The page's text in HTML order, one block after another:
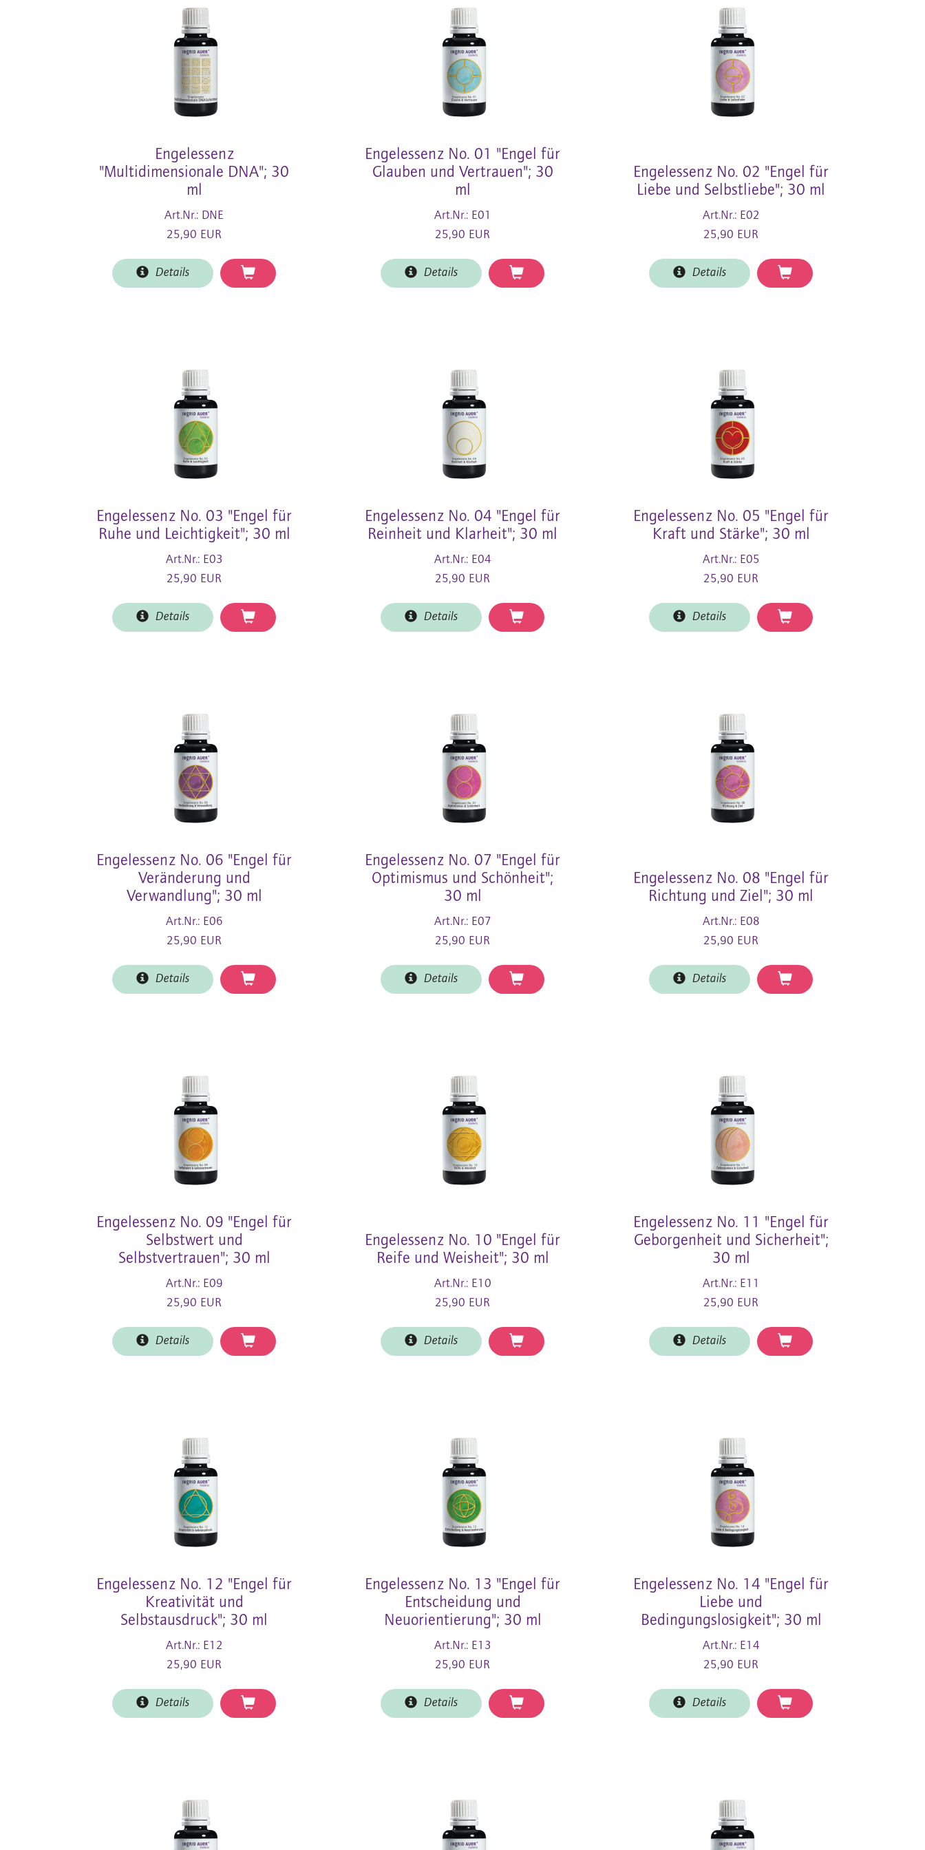
Engelessenz
"Multidimensionale DNA"; 30
ml
Art.Nr.: DNE
25,90 EUR
Details
Engelessenz No. 01 "Engel für
Glauben und Vertrauen"; 30
ml
Art.Nr.: E01
25,90 EUR
Details
Engelessenz No. 02 "Engel für
Liebe und Selbstliebe"; 30 ml
Art.Nr.: E02
25,90 EUR
Details
Engelessenz No. 03 "Engel für
Ruhe und Leichtigkeit"; 30 ml
Art.Nr.: E03
25,90 EUR
Details
Engelessenz No. 04 "Engel für
Reinheit und Klarheit"; 30 ml
Art.Nr.: E04
25,90 EUR
Details
Engelessenz No. 05 "Engel für
Kraft und Stärke"; 30 ml
Art.Nr.: E05
25,90 EUR
Details
Engelessenz No. 06 "Engel für
Veränderung und
Verwandlung"; 30 ml
Art.Nr.: E06
25,90 EUR
Details
Engelessenz No. 07 "Engel für
Optimismus und Schönheit";
30 ml
Art.Nr.: E07
25,90 EUR
Details
Engelessenz No. 08 "Engel für
Richtung und Ziel"; 30 ml
Art.Nr.: E08
25,90 EUR
Details
Engelessenz No. 09 "Engel für
Selbstwert und
Selbstvertrauen"; 30 ml
Art.Nr.: E09
25,90 EUR
Details
Engelessenz No. 10 "Engel für
Reife und Weisheit"; 30 ml
Art.Nr.: E10
25,90 EUR
Details
Engelessenz No. 11 "Engel für
Geborgenheit und Sicherheit";
30 ml
Art.Nr.: E11
25,90 EUR
Details
Engelessenz No. 12 "Engel für
Kreativität und
Selbstausdruck"; 30 ml
Art.Nr.: E12
25,90 EUR
Details
Engelessenz No. 13 "Engel für
Entscheidung und
Neuorientierung"; 30 ml
Art.Nr.: E13
25,90 EUR
Details
Engelessenz No. 14 "Engel für
Liebe und
Bedingungslosigkeit"; 30 ml
Art.Nr.: E14
25,90 EUR
Details